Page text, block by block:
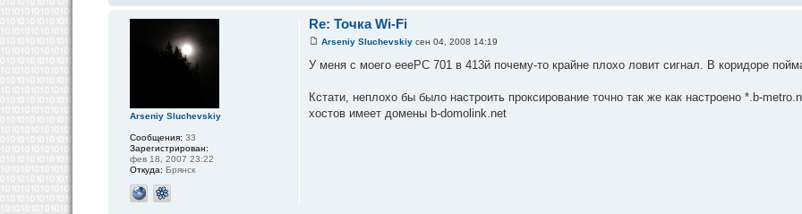
Re: Точка Wi-Fi
Arseniy Sluchevskiy сен 04, 2008 14:19
У меня с моего еееРС 701 в 413й почему-то крайне плохо ловит сигнал. В коридоре
Кстати, неплохо бы было настроить проксирование точно так же как настроено *.b-
хостов имеет домены b-domolink.net
Arseniy Sluchevskiy
Сообщения: 33
Зарегистрирован:
фев 18, 2007 23:22
Откуда: Брянск